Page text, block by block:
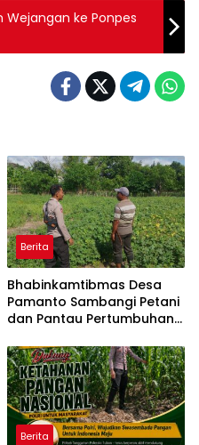
Wejangan ke Ponpes
Berita
Bhabinkamtibmas Desa
Pamanto Sambangi Petani
dan Pantau Pertumbuhan
Berita